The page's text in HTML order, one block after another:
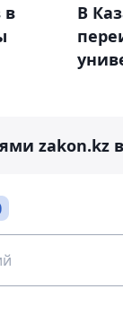
в
В
zakon.kz